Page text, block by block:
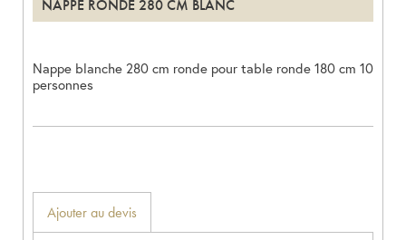
NAPPE RONDE 280 CM BLANC
Nappe blanche 280 cm ronde pour table ronde 180 cm 10
personnes
Ajouter au devis